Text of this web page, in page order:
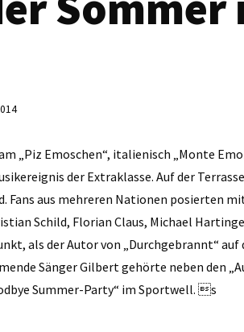
„Piz Emoschen“, italienisch „Monte
der Extraklasse. Auf der
aus mehreren Nationen posierten mit
Schild, Florian Claus, Michael
als der Autor von „Durchgebrannt“ auf
Sänger Gilbert gehörte neben den
Summer-Party“ im Sportwell. s